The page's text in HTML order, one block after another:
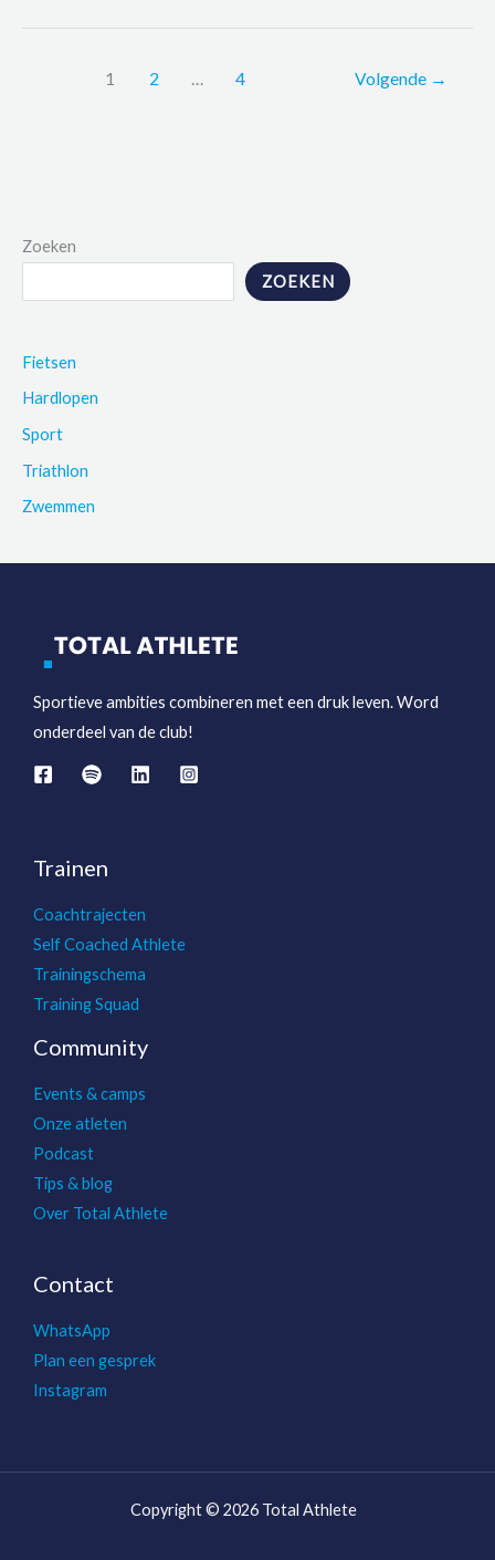
Zoeken
ZOEKEN
Fietsen
Hardlopen
Sport
Triathlon
Zwemmen
Luxembourg
1 2 … 4 Volgende →
Sportieve ambities combineren met een druk leven. Word
onderdeel van de club!
Trainen
Coachtrajecten
Self Coached Athlete
Trainingschema
Training Squad
Community
Events & camps
Onze atleten
Podcast
Tips & blog
Over Total Athlete
Contact
WhatsApp
Plan een gesprek
Instagram
Copyright © 2026 Total Athlete